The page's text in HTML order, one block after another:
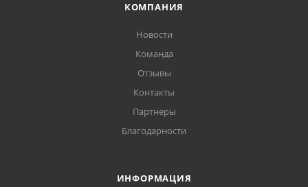
КОМПАНИЯ
Новости
Команда
Отзывы
Контакты
Партнеры
Благодарности
ИНФОРМАЦИЯ